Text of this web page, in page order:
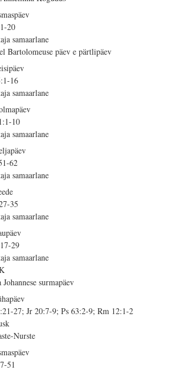
20
samaarlane
Bartolomeuse päev e pärtlipäev
16
samaarlane
10
samaarlane
62
samaarlane
35
samaarlane
29
samaarlane
surmapäev
27; Jr 20:7-9; Ps 63:2-9; Rm 12:1-2
Nurste
51